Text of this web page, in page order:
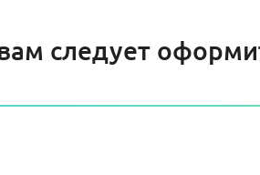
следует